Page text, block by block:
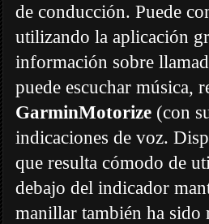
de conducción. Puede
utilizando la aplicación
información sobre
puede escuchar música,
GarminMotorize (con
indicaciones de voz.
que resulta cómodo de
debajo del indicador
manillar también ha